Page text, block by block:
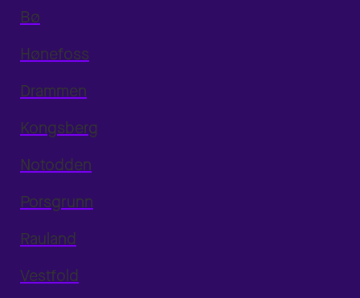
Bø
Hønefoss
Drammen
Kongsberg
Notodden
Porsgrunn
Rauland
Vestfold